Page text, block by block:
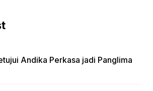
Andika Perkasa jadi Panglima